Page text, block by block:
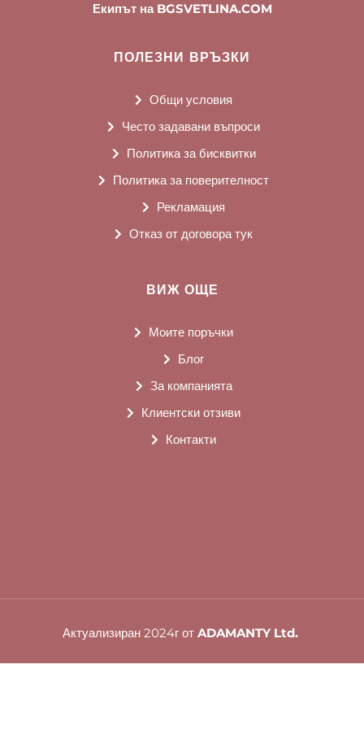
Екипът на BGSVETLINA.COM
ПОЛЕЗНИ ВРЪЗКИ
Общи условия
Често задавани въпроси
Политика за бисквитки
Политика за поверителност
Рекламация
Отказ от договора тук
ВИЖ ОЩЕ
Моите поръчки
Блог
За компанията
Клиентски отзиви
Контакти
Актуализиран 2024г от ADAMANTY Ltd.